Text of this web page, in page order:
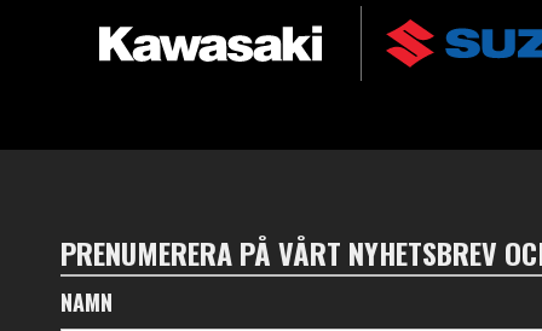
PRENUMERERA PÅ VÅRT NYHETSBREV
NAMN